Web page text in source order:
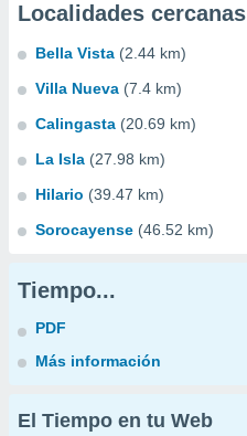
Localidades cercanas
Bella Vista (2.44 km)
Villa Nueva (7.4 km)
Calingasta (20.69 km)
La Isla (27.98 km)
Hilario (39.47 km)
Sorocayense (46.52 km)
Tiempo...
PDF
Más información
El Tiempo en tu Web